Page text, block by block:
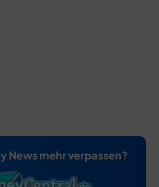
News mehr verpassen?